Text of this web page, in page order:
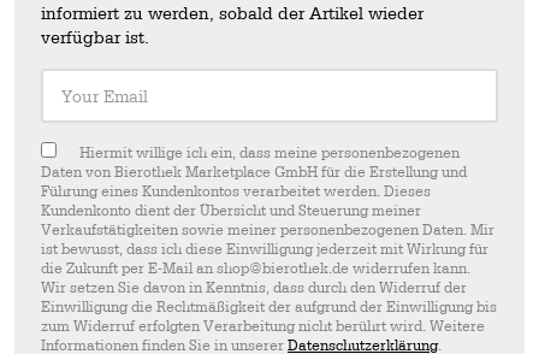
informiert zu werden, sobald der Artikel wieder
verfügbar ist.
Your Email
Hiermit willige ich ein, dass meine personenbezogenen
Daten von Bierothek Marketplace GmbH für die Erstellung und
Führung eines Kundenkontos verarbeitet werden. Dieses
Kundenkonto dient der Übersicht und Steuerung meiner
Verkaufstätigkeiten sowie meiner personenbezogenen Daten. Mir
ist bewusst, dass ich diese Einwilligung jederzeit mit Wirkung für
die Zukunft per E-Mail an shop@bierothek.de widerrufen kann.
Wir setzen Sie davon in Kenntnis, dass durch den Widerruf der
Einwilligung die Rechtmäßigkeit der aufgrund der Einwilligung bis
zum Widerruf erfolgten Verarbeitung nicht berührt wird. Weitere
Informationen finden Sie in unserer Datenschutzerklärung.